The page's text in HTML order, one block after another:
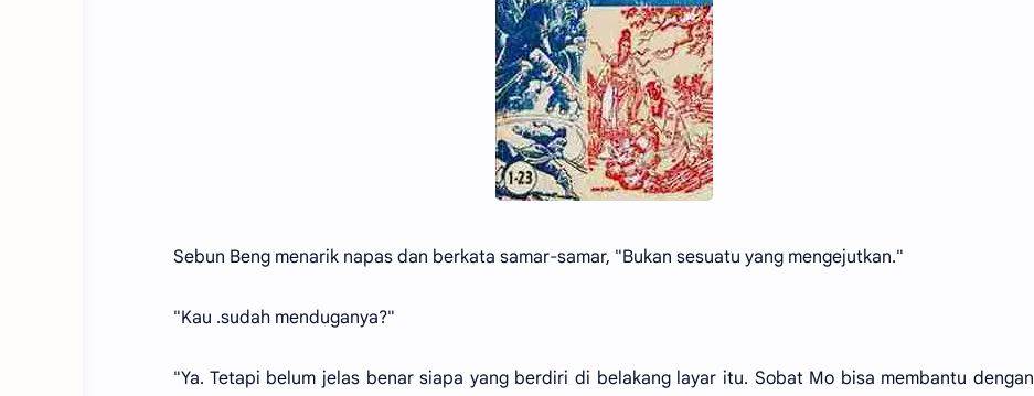
Sebun Beng menarik napas dan berkata samar-samar, "Bukan sesuatu yang mengejutkan."
"Kau .sudah menduganya?"
"Ya. Tetapi belum jelas benar siapa yang berdiri di belakang layar itu. Sobat Mo bisa membantu dengan